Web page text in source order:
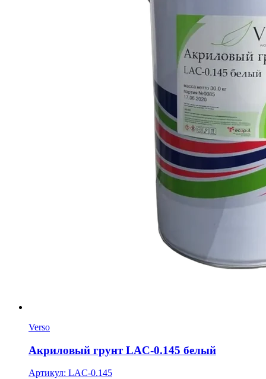
Verso
Акриловый грунт LAC-0.145 белый
Артикул: LAC-0.145